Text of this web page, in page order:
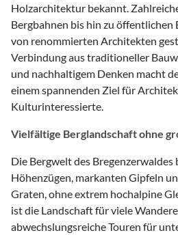
Holzarchitektur bekannt.
Bergbahnen bis hin zu
von renommierten Architekten
Verbindung aus traditioneller
und nachhaltigem Denken macht
einem spannenden Ziel für
Kulturinteressierte.
Vielfältige Berglandschaft ohne
Die Bergwelt des
Höhenzügen, markanten Gipfeln
Graten, ohne extrem hochalpine
ist die Landschaft für viele
abwechslungsreiche Touren für